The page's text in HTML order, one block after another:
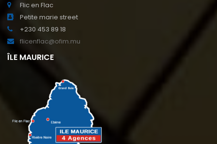
Flic en Flac
Petite marie street
+230 453 89 18
flicenflac@ofim.mu
ÎLE MAURICE